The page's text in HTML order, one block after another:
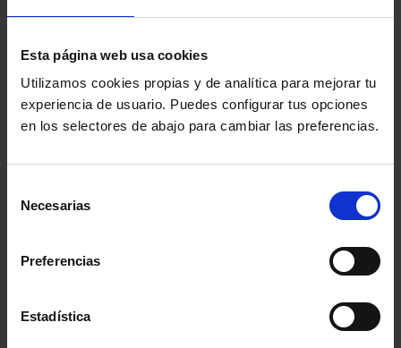
Esta página web usa cookies
Utilizamos cookies propias y de analítica para mejorar tu
experiencia de usuario. Puedes configurar tus opciones
en los selectores de abajo para cambiar las preferencias.
Necesarias
Preferencias
Estadística
ULTIMAS ENTRADAS
No se ha encontrado ningún resultado
LAS MÁS VOTADAS
Matar a un ruiseñor